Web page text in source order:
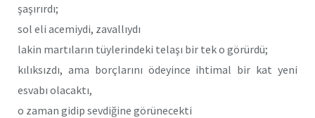
şaşırırdı;
sol eli acemiydi, zavallıydı
lakin martıların tüylerindeki telaşı bir tek o görürdü;
kılıksızdı, ama borçlarını ödeyince ihtimal bir kat yeni
esvabı olacaktı,
o zaman gidip sevdiğine görünecekti